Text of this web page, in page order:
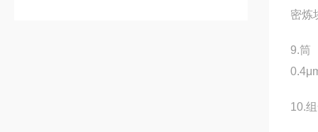
密炼
9.筒
10.